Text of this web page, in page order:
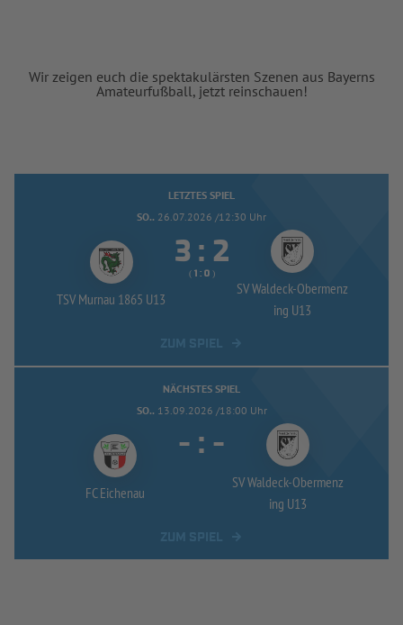
Wir zeigen euch die spektakulärsten Szenen aus Bayerns
Amateurfußball, jetzt reinschauen!
LETZTES SPIEL
SO.. 26.07.2026 /12:30 Uhr
TSV Murnau 1865 U13
 : 
(  :  )
SV Waldeck-Obermenz
ing U13
NÄCHSTES SPIEL
SO.. 13.09.2026 /18:00 Uhr
FC Eichenau
- : -
SV Waldeck-Obermenz
ing U13